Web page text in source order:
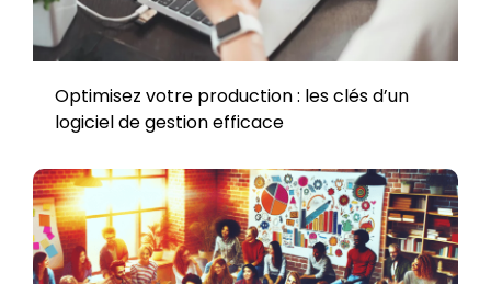
Optimisez votre production : les clés d’un
logiciel de gestion efficace